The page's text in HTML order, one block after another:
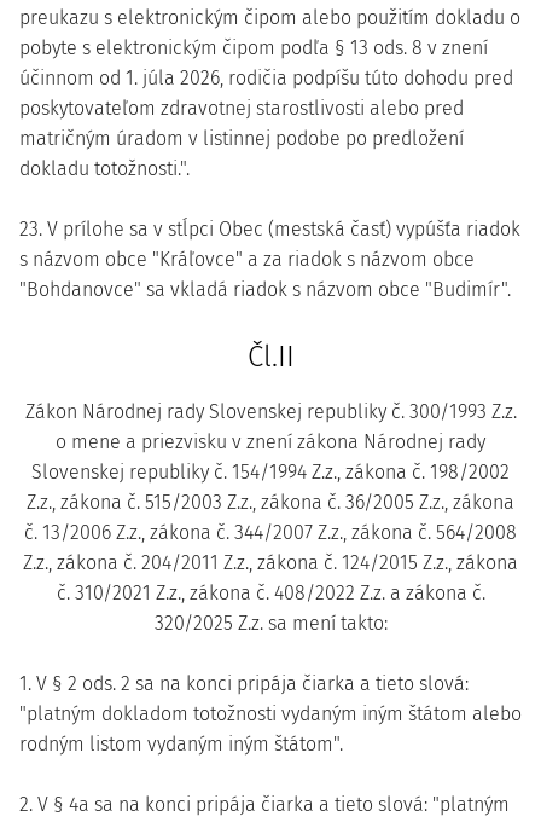
preukazu s elektronickým čipom alebo použitím dokladu o
pobyte s elektronickým čipom podľa § 13 ods. 8 v znení
účinnom od 1. júla 2026, rodičia podpíšu túto dohodu pred
poskytovateľom zdravotnej starostlivosti alebo pred
matričným úradom v listinnej podobe po predložení
dokladu totožnosti.".
23. V prílohe sa v stĺpci Obec (mestská časť) vypúšťa riadok
s názvom obce "Kráľovce" a za riadok s názvom obce
"Bohdanovce" sa vkladá riadok s názvom obce "Budimír".
Čl.II
Zákon Národnej rady Slovenskej republiky č. 300/1993 Z.z.
o mene a priezvisku v znení zákona Národnej rady
Slovenskej republiky č. 154/1994 Z.z., zákona č. 198/2002
Z.z., zákona č. 515/2003 Z.z., zákona č. 36/2005 Z.z., zákona
č. 13/2006 Z.z., zákona č. 344/2007 Z.z., zákona č. 564/2008
Z.z., zákona č. 204/2011 Z.z., zákona č. 124/2015 Z.z., zákona
č. 310/2021 Z.z., zákona č. 408/2022 Z.z. a zákona č.
320/2025 Z.z. sa mení takto:
1. V § 2 ods. 2 sa na konci pripája čiarka a tieto slová:
"platným dokladom totožnosti vydaným iným štátom alebo
rodným listom vydaným iným štátom".
2. V § 4a sa na konci pripája čiarka a tieto slová: "platným